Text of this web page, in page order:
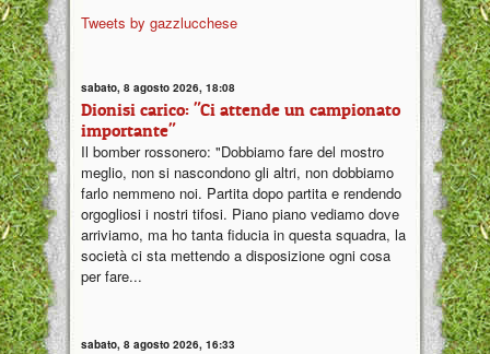
Tweets by gazzlucchese
sabato, 8 agosto 2026, 18:08
Dionisi carico: "Ci attende un campionato
importante"
Il bomber rossonero: "Dobbiamo fare del mostro
meglio, non si nascondono gli altri, non dobbiamo
farlo nemmeno noi. Partita dopo partita e rendendo
orgogliosi i nostri tifosi. Piano piano vediamo dove
arriviamo, ma ho tanta fiducia in questa squadra, la
società ci sta mettendo a disposizione ogni cosa
per fare...
sabato, 8 agosto 2026, 16:33